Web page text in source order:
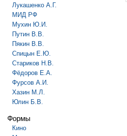
Лукашенко А.Г.
МИД РФ
Мухин Ю.И.
Путин В.В.
Пякин В.В.
Спицын Е.Ю.
Стариков Н.В.
Фёдоров Е.А.
Фурсов А.И.
Хазин М.Л.
Юлин Б.В.
Формы
Кино